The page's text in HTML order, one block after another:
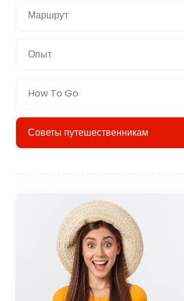
Маршрут
Опыт
How To Go
Советы путешественникам